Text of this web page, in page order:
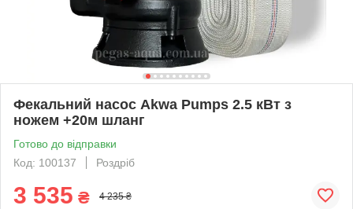
Фекальний насос Akwa Pumps 2.5 кВт з
ножем +20м шланг
Готово до відправки
Код: 100137
Роздріб
3 535 ₴ 4 235 ₴